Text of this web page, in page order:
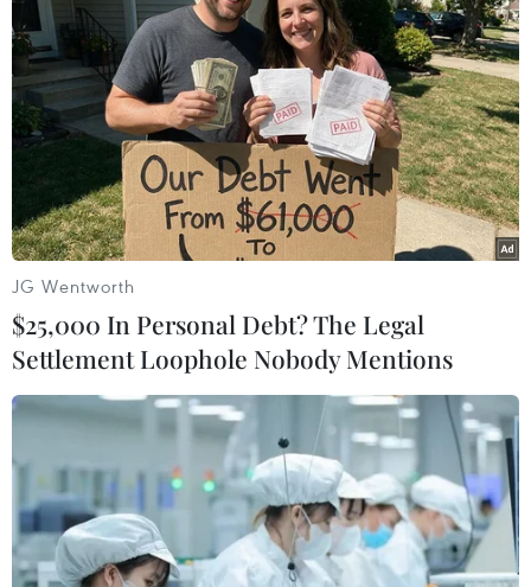
Trung học Phổ thông từ năm 2025
31/08/2024 12:09
Theo dự thảo, Kỳ thi tốt nghiệp Trung học Phổ thông sẽ tổ
chức thi 3 buổi thi: 1 buổi thi môn Ngữ văn, 1 buổi thi
môn Toán và 1 buổi thi bài thi tự chọn
JG Wentworth
$25,000 In Personal Debt? The Legal
Settlement Loophole Nobody Mentions